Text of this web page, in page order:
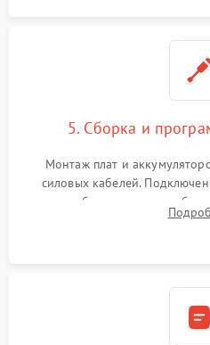
5. Сборка и
Монтаж плат и
силовых кабелей.
калибровки констант
срабатывания AVR и